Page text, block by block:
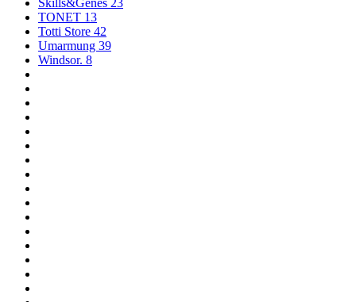
Skills&Genes 23
TONET 13
Totti Store 42
Umarmung 39
Windsor. 8